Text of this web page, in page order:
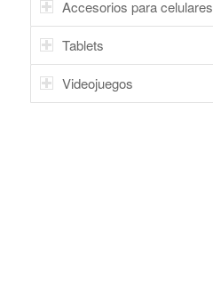
Accesorios para celulares
Tablets
Videojuegos